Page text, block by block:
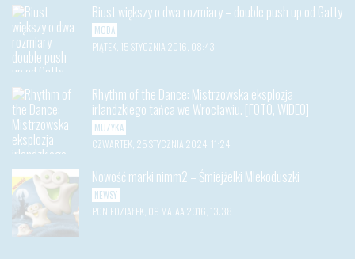
Biust większy o dwa rozmiary – double push up od Gatty
MODA
PIĄTEK, 15 STYCZNIA 2016, 08:43
Rhythm of the Dance: Mistrzowska eksplozja
irlandzkiego tańca we Wrocławiu. [FOTO, WIDEO]
MUZYKA
CZWARTEK, 25 STYCZNIA 2024, 11:24
Nowość marki nimm2 – Śmiejżelki Mlekoduszki
NEWSY
PONIEDZIAŁEK, 09 MAJAA 2016, 13:38